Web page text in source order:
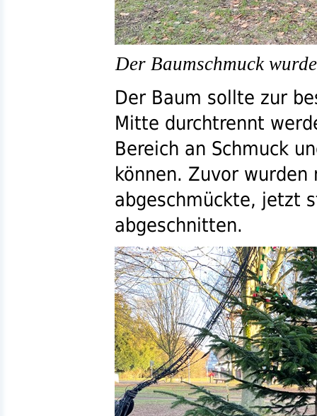
Der Baumschmuck
Der Baum sollte zur
Mitte durchtrennt
Bereich an Schmuck
können. Zuvor wurden
abgeschmückte, jetzt
abgeschnitten.